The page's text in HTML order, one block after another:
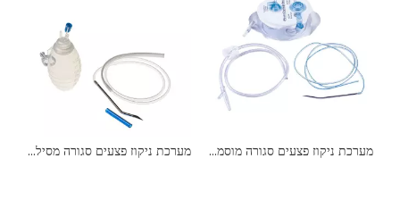
מערכת ניקוז פצעים סגורה מסיליקון בעלת ביצועים גבוהים עם מאגר נורות | OEM & סיטונאי מערכת ניקוז פצעים סגורה מוסמכת CE/ISO קפיצית | 200 מ'ל ו-400 מ'ל